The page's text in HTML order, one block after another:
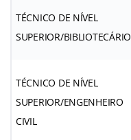
TÉCNICO DE NÍVEL
SUPERIOR/BIBLIOTECÁRIO
TÉCNICO DE NÍVEL
SUPERIOR/ENGENHEIRO
CIVIL